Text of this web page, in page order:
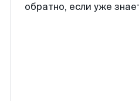
обратно, если уже